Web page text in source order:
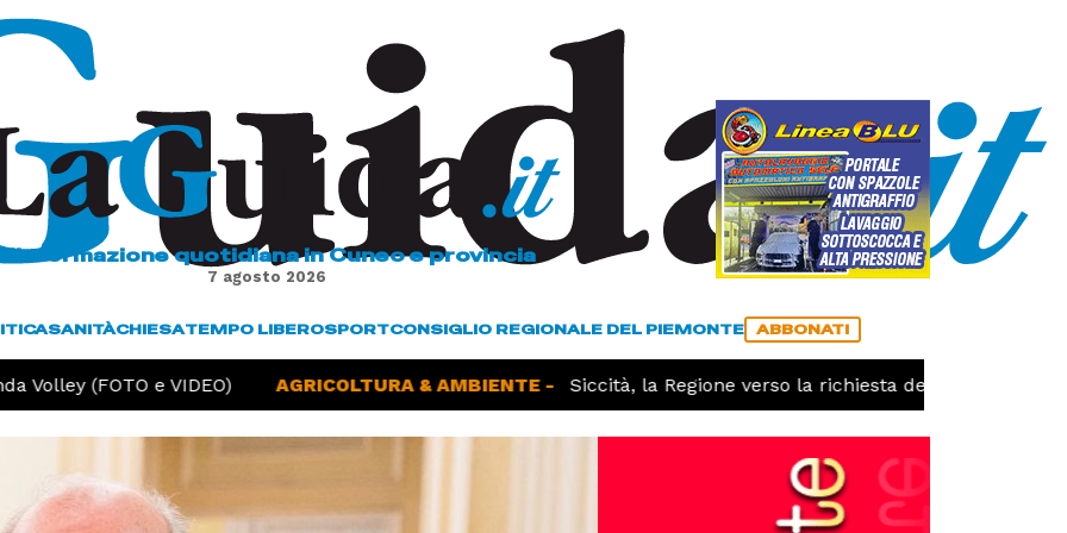
L'informazione quotidiana in Cuneo e provincia
7 agosto 2026
SANITÀCHIESATEMPO LIBEROSPORTCONSIGLIO REGIONALE DEL PIEMONTE ABBONATI
(FOTO e VIDEO) AGRICOLTURA & AMBIENTE - Siccità, la Regione verso la richiesta dello stato di